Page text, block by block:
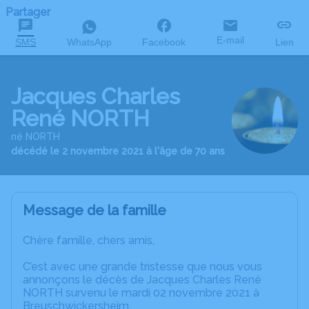
Partager
SMS WhatsApp Facebook E-mail Lien
Jacques Charles
René NORTH
né NORTH
décédé le 2 novembre 2021 à l'âge de 70 ans
Message de la famille
Chère famille, chers amis,
C’est avec une grande tristesse que nous vous
annonçons le décès de Jacques Charles René
NORTH survenu le mardi 02 novembre 2021 à
Breuschwickersheim.